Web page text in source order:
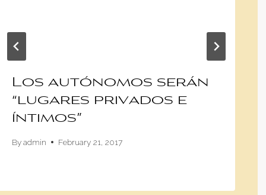
Los autónomos serán
“lugares privados e
íntimos”
Byadmin February 21, 2017